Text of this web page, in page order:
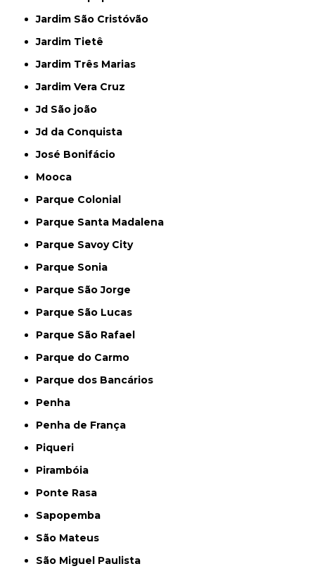
Jardim São Cristóvão
Jardim Tietê
Jardim Três Marias
Jardim Vera Cruz
Jd São joão
Jd da Conquista
José Bonifácio
Mooca
Parque Colonial
Parque Santa Madalena
Parque Savoy City
Parque Sonia
Parque São Jorge
Parque São Lucas
Parque São Rafael
Parque do Carmo
Parque dos Bancários
Penha
Penha de França
Piqueri
Pirambóia
Ponte Rasa
Sapopemba
São Mateus
São Miguel Paulista